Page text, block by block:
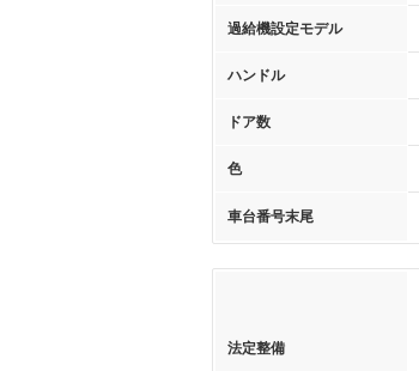
過給機設定モデル
ハンドル
ドア数
色
車台番号末尾
法定整備